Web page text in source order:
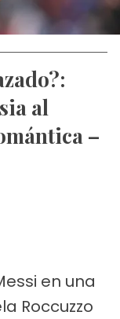
al
–
en una
Roccuzzo